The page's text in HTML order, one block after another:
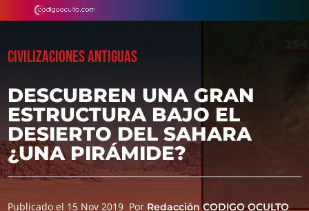
CIVILIZACIONES ANTIGUAS
DESCUBREN UNA GRAN
ESTRUCTURA BAJO EL
DESIERTO DEL SAHARA
¿UNA PIRÁMIDE?
Publicado el 15 Nov 2019 Por Redacción CODIGO OCULTO